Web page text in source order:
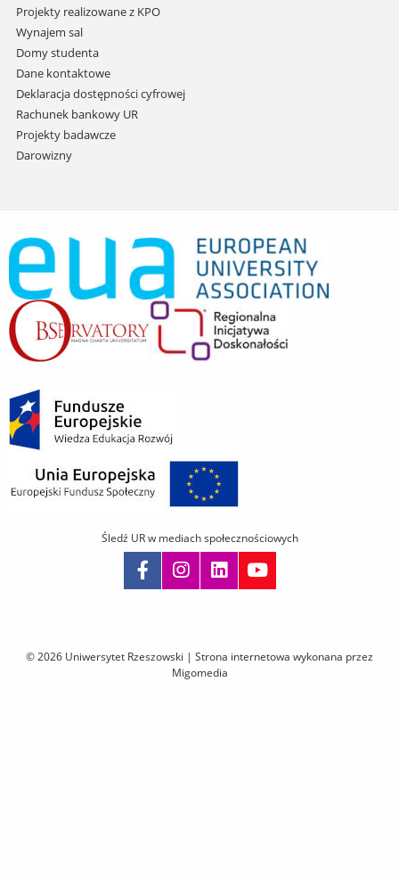
Projekty realizowane z KPO
Wynajem sal
Domy studenta
Dane kontaktowe
Deklaracja dostępności cyfrowej
Rachunek bankowy UR
Projekty badawcze
Darowizny
© 2026 Uniwersytet Rzeszowski | Strona internetowa wykonana przez
Migomedia
Śledź UR w mediach społecznościowych
i
przejdź